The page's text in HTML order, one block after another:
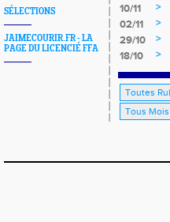
SÉLECTIONS
JAIMECOURIR.FR - LA
PAGE DU LICENCIÉ FFA
10/11
>
02/11
>
29/10
>
18/10 >